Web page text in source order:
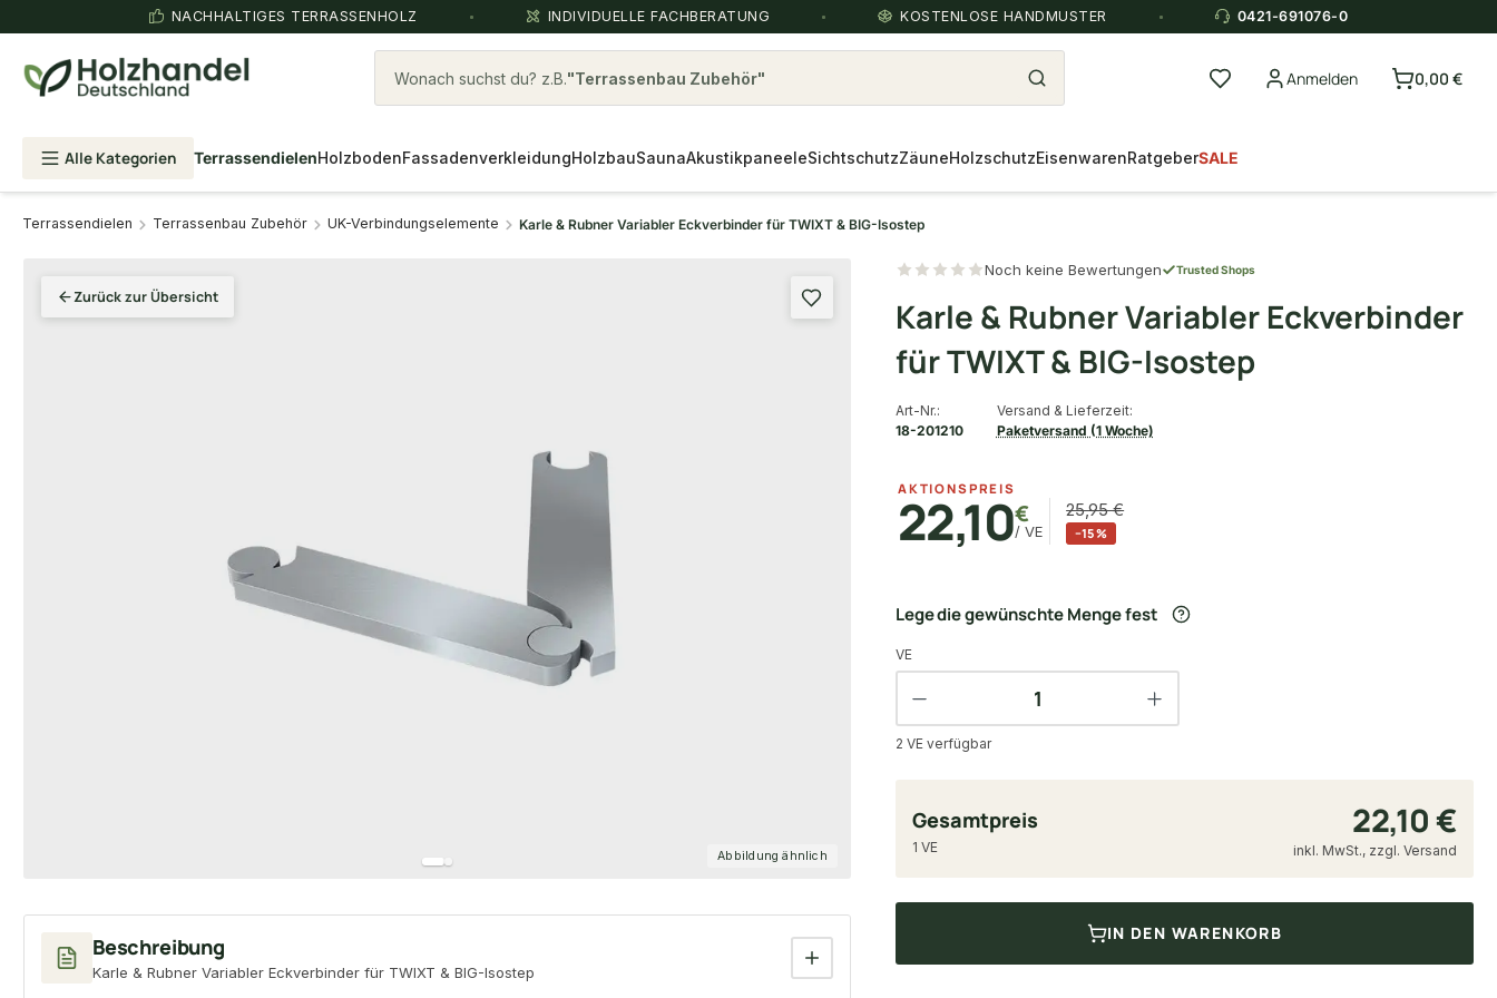
NACHHALTIGES TERRASSENHOLZ INDIVIDUELLE FACHBERATUNG KOSTENLOSE HANDMUSTER 0421-691076-0
Wonach suchst du? z.B. thermoesche Anmelden 0,00 €
Alle Kategorien TerrassendielenHolzbodenFassadenverkleidungHolzbauSaunaAkustikpaneeleSichtschutzZäuneHolzschutzEisenwarenRatgeberSALE
Terrassendielen Terrassenbau Zubehör UK-Verbindungselemente Karle & Rubner Variabler Eckverbinder für TWIXT & BIG-Isostep
Zurück zur Übersicht
Abbildung ähnlich
Beschreibung
Karle & Rubner Variabler Eckverbinder für TWIXT & BIG-Isostep
Noch keine Bewertungen Trusted Shops
Karle & Rubner Variabler Eckverbinder
für TWIXT & BIG-Isostep
Art-Nr.:
18-201210
Versand & Lieferzeit:
Paketversand (1 Woche)
AKTIONSPREIS
22,10€
/ VE
25,95 €
−15 %
Lege die gewünschte Menge fest
VE
2 VE verfügbar
Gesamtpreis 22,10 €
1 VE inkl. MwSt., zzgl. Versand
IN DEN WARENKORB